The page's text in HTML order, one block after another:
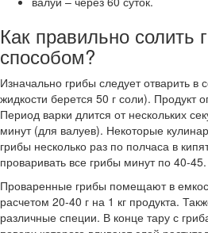
Как правильно солить
способом?
Изначально грибы следует отварить в
жидкости берется 50 г соли). Продукт
Период варки длится от нескольких
минут (для валуев). Некоторые
грибы несколько раз по полчаса в
проваривать все грибы минут по 40-45.
Проваренные грибы помещают в
расчетом 20-40 г на 1 кг продукта.
различные специи. В конце тару с